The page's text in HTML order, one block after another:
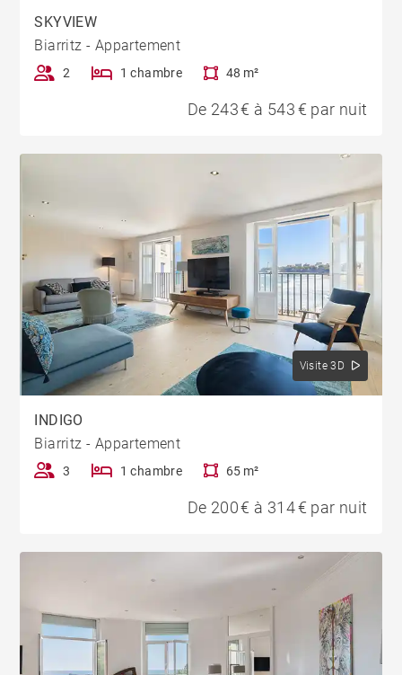
SKYVIEW
Biarritz - Appartement
2 1 chambre 48 m²
De 243 € à 543 € par nuit
Visite 3D
INDIGO
Biarritz - Appartement
3 1 chambre 65 m²
De 200 € à 314 € par nuit